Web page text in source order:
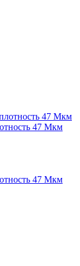
47 Мкм
47 Мкм